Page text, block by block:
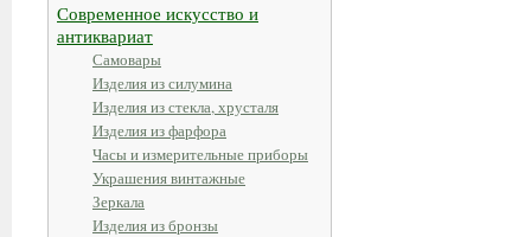
Современное искусство и
антиквариат
Самовары
Изделия из силумина
Изделия из стекла, хрусталя
Изделия из фарфора
Часы и измерительные приборы
Украшения винтажные
Зеркала
Изделия из бронзы